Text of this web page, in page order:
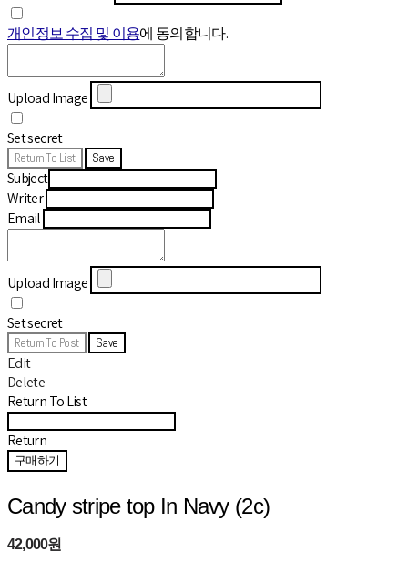
개인정보 수집 및 이용에 동의합니다.
Upload Image
Set secret
Return To List Save
Subject
Writer
Email
Upload Image
Set secret
Return To Post Save
Edit
Delete
Return To List
Return
구매하기
Candy stripe top In Navy (2c)
42,000원